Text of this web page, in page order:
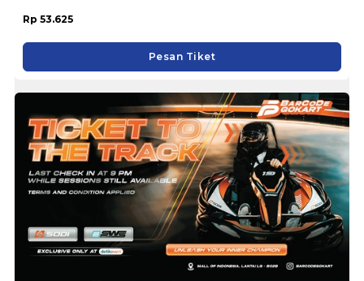
Rp 53.625
Pesan Tiket